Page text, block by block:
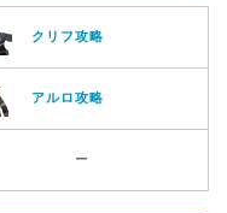
クリフ攻略
アルロ攻略
ー